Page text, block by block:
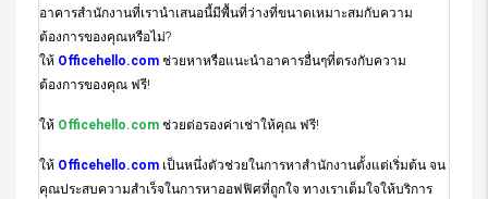
อาคารสำนักงานที่เรานำเสนอนี้มีพื้นที่ว่างที่ขนาดเหมาะสมกับความ
ต้องการของคุณหรือไม่?
ให้ Officehello.com ช่วยหาหรือแนะนำอาคารอื่นๆที่ตรงกับความ
ต้องการของคุณ ฟรี!
ให้ Officehello.com ช่วยต่อรองค่าเช่าให้คุณ ฟรี!
ให้ Officehello.com เป็นหนึ่งตัวช่วยในการหาสำนักงานตั้งแต่เริ่มต้น จน
คุณประสบความสำเร็จในการหาออฟฟิศที่ถูกใจ ทางเราเต็มใจให้บริการ